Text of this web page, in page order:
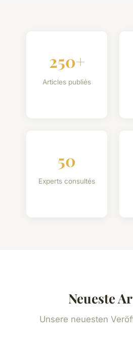
250+
Articles publiés
50
Experts consultés
Neueste
Unsere neuesten